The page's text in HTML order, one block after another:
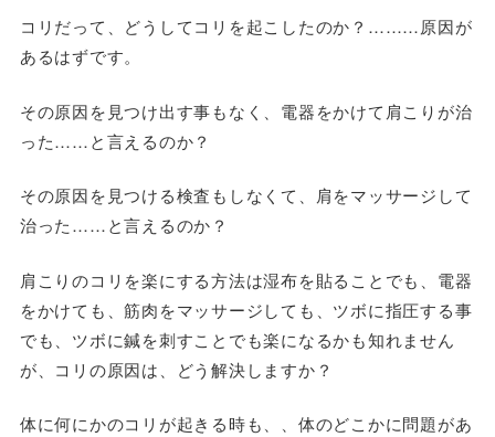
コリだって、どうしてコリを起こしたのか？………原因が
あるはずです。
その原因を見つけ出す事もなく、電器をかけて肩こりが治
った……と言えるのか？
その原因を見つける検査もしなくて、肩をマッサージして
治った……と言えるのか？
肩こりのコリを楽にする方法は湿布を貼ることでも、電器
をかけても、筋肉をマッサージしても、ツボに指圧する事
でも、ツボに鍼を刺すことでも楽になるかも知れません
が、コリの原因は、どう解決しますか？
体に何にかのコリが起きる時も、、体のどこかに問題があ